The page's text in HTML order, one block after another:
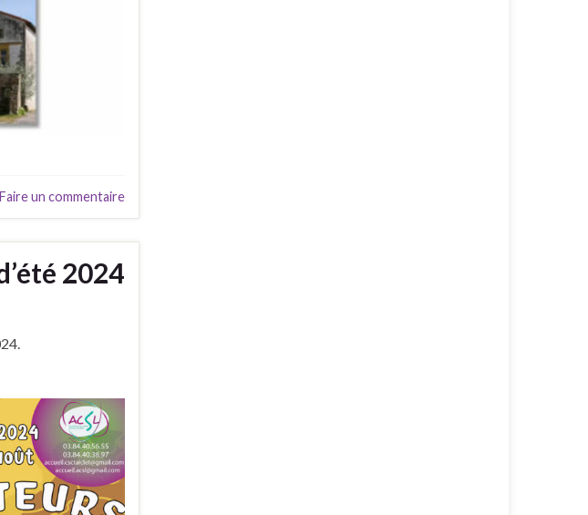
Faire un commentaire
2024